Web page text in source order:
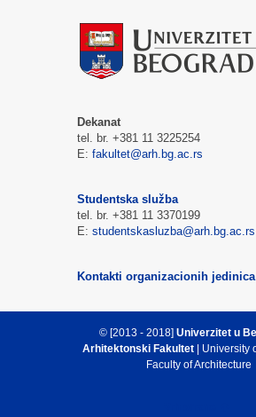
Dekanat
tel. br. +381 11 3225254
E: fakultet@arh.bg.ac.rs
Studentska služba
tel. br. +381 11 3370199
E: studentskasluzba@arh.bg.ac.rs
Kontakti organizacionih jedinica
© [2013 - 2018] Univerzitet u
Arhitektonski Fakultet | University
Faculty of Architecture